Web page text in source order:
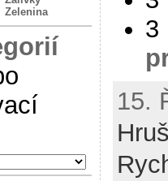
Zelenina
3
15.